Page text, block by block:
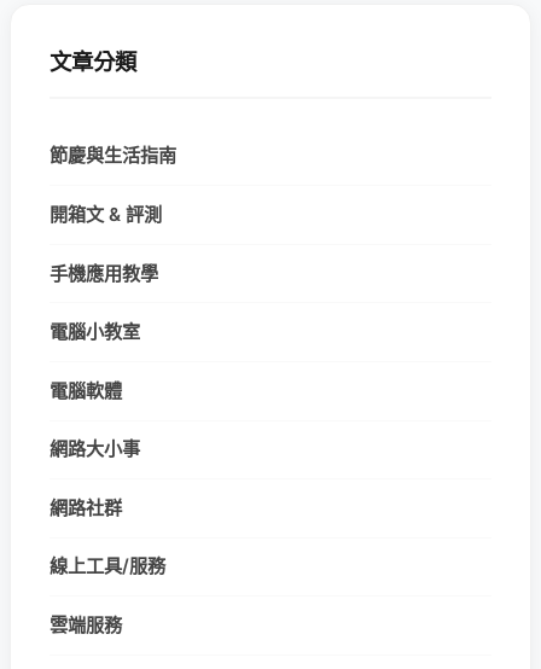
文章分類
節慶與生活指南
開箱文 & 評測
手機應用教學
電腦小教室
電腦軟體
網路大小事
網路社群
線上工具/服務
雲端服務